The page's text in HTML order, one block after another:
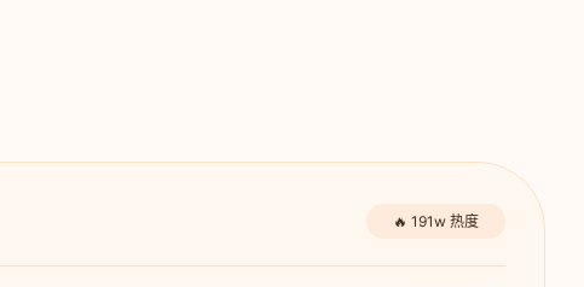
🔥 191w 热度